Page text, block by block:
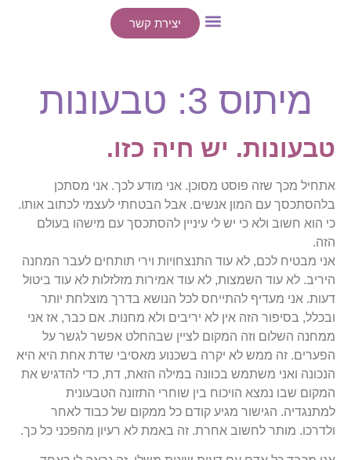
יצירת קשר
מיתוס 3: טבעונות
טבעונות. יש חיה כזו.
אתחיל מכך שזה פוסט מסוכן. אני מודע לכך. אני מסתכן
בלהסתכסך עם המון אנשים. אבל הבטחתי לעצמי לכתוב אותו.
כי הוא חשוב ולא כי יש לי עיניין להסתכסך עם מישהו בעולם
הזה.
אני מבטיח לכם, לא עוד התנצחויות וירי תותחים לעבר המחנה
היריב. לא עוד השמצות, לא עוד אמירות מזלזלות לא עוד ביטול
דעות. אני מעדיף להתייחס לכל הנושא בדרך מוצלחת יותר
ובכלל, בסיפור הזה אין לא יריבים ולא מחנות. אם כבר, אז אני
ממחנה השלום וזה המקום לציין שבהחלט אפשר לגשר על
הפערים. זה ממש לא יקרה בשכנוע מאסיבי שדת אחת היא היא
הנכונה ואני משתמש בכוונה במילה הזאת, דת, כדי להדגיש את
המקום שבו נמצא הויכוח בין שוחרי התזונה הטבעונית
למתנגדיה. הגישור מגיע קודם כל ממקום של כבוד לאחר
ולדרכו. מותר לחשוב אחרת. זה באמת לא רעיון מהפכני כל כך.